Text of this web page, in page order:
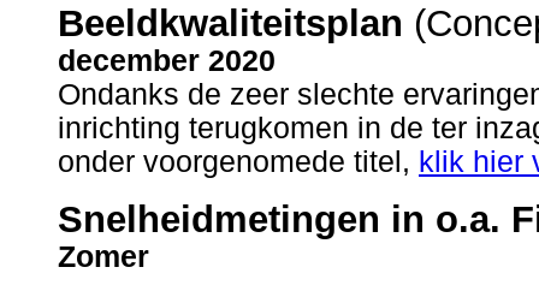
Beeldkwaliteitsplan
december 2020
Ondanks de zeer slechte
inrichting terugkomen in de ter
onder voorgenomede titel, klik hier
Snelheidmetingen in o.a.
Zomer